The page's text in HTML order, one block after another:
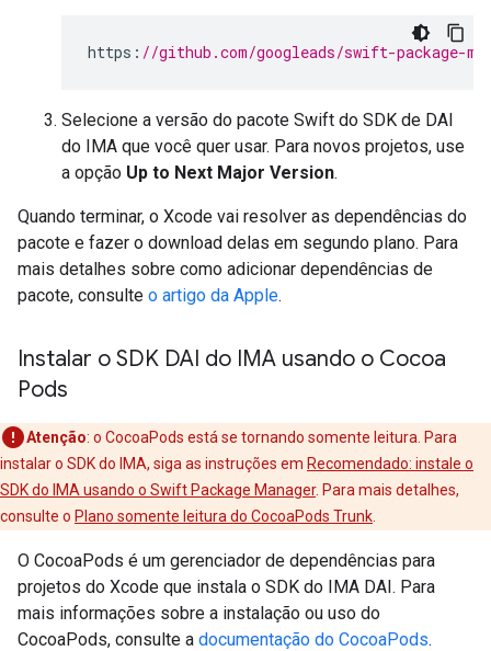
https : //github.com/googleads/swift-package-
Selecione a versão do pacote Swift do SDK de DAI
do IMA que você quer usar. Para novos projetos, use
a opção Up to Next Major Version.
Quando terminar, o Xcode vai resolver as dependências do
pacote e fazer o download delas em segundo plano. Para
mais detalhes sobre como adicionar dependências de
pacote, consulte o artigo da Apple.
Instalar o SDK DAI do IMA usando o Cocoa
Pods
Atenção: o CocoaPods está se tornando somente leitura. Para
instalar o SDK do IMA, siga as instruções em Recomendado: instale o
SDK do IMA usando o Swift Package Manager. Para mais detalhes,
consulte o Plano somente leitura do CocoaPods Trunk
O CocoaPods é um gerenciador de dependências para
projetos do Xcode que instala o SDK do IMA DAI. Para
mais informações sobre a instalação ou uso do
CocoaPods, consulte a documentação do CocoaPods.